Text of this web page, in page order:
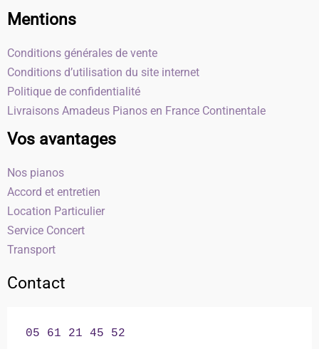
Mentions
Conditions générales de vente
Conditions d’utilisation du site internet
Politique de confidentialité
Livraisons Amadeus Pianos en France Continentale
Vos avantages
Nos pianos
Accord et entretien
Location Particulier
Service Concert
Transport
Contact
05 61 21 45 52